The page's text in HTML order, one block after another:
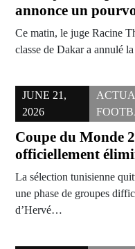
annonce un
Ce matin, le juge Racine
classe de Dakar a annulé
JUNE 21,
2026
Coupe du Monde
officiellement
La sélection tunisienne
une phase de groupes
d’Hervé…